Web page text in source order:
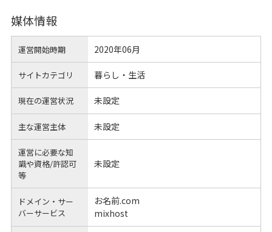
媒体情報
運営開始時期 2020年06月
サイトカテゴリ 暮らし・生活
現在の運営状況 未設定
主な運営主体 未設定
運営に必要な知
識や資格/許認可
等
未設定
ドメイン・サー
バーサービス
お名前.com
mixhost